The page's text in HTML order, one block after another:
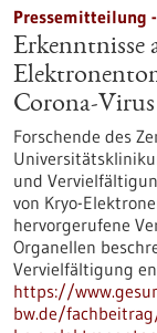
Pressemitteilung
Erkenntnisse
Corona-Virus
Forschende des
und
von Kryo-
hervorgerufene
Organellen
Vervielfältigung
https://
bw.de/